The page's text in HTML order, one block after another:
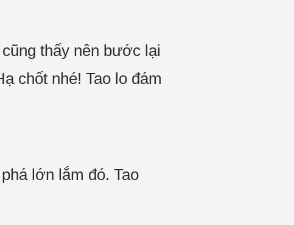
thấy nên bước lại
chốt nhé! Tao lo đám
lớn lắm đó. Tao